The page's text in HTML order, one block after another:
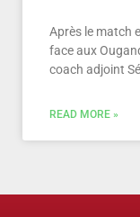
Après le match
face aux
coach adjoint
READ MORE »